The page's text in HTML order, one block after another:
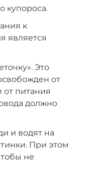
купороса.
к
является
Это
от
питания
должно
и водят на
При этом
не